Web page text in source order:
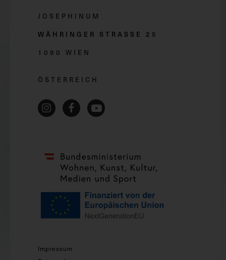
JOSEPHINUM
WÄHRINGER STRASSE 2 5
1090 WIEN
ÖSTERREICH
Impressum